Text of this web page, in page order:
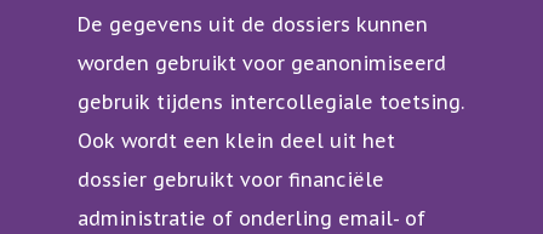
De gegevens uit de dossiers kunnen
worden gebruikt voor geanonimiseerd
gebruik tijdens intercollegiale toetsing.
Ook wordt een klein deel uit het
dossier gebruikt voor financiële
administratie of onderling email- of